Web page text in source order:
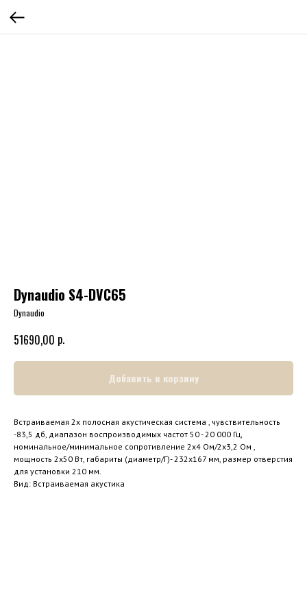
Dynaudio S4-DVC65
Dynaudio
51690,00 р.
Добавить в корзину
Встраиваемая 2х полосная акустическая система , чувствительность
-83,5 дб, диапазон воспроизводимых частот 50 - 20 000 Гц,
номинальное/минимальное сопротивление 2х4 Ом/2х3,2 Ом ,
мощность 2х50 Вт, габариты (диаметр/Г)- 232х167 мм, размер отверстия
для установки 210 мм.
Вид: Встраиваемая акустика